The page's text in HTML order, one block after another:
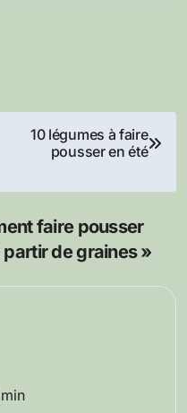
10 légumes à faire
pousser en été
faire pousser
de graines »